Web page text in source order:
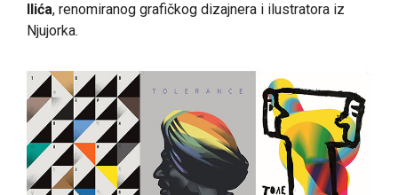
Ilića, renomiranog grafičkog dizajnera i ilustratora iz
Njujorka.